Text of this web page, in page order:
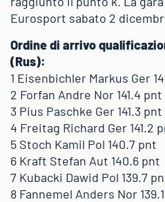
Eurosport sabato 2
Ordine di arrivo
(Rus):
1 Eisenbichler Markus Ger
2 Forfan Andre Nor 141.4 pnt
3 Pius Paschke Ger 141.3 pnt
4 Freitag Richard Ger 141.2
5 Stoch Kamil Pol 140.7 pnt
6 Kraft Stefan Aut 140.6 pnt
7 Kubacki Dawid Pol 139.7
8 Fannemel Anders Nor